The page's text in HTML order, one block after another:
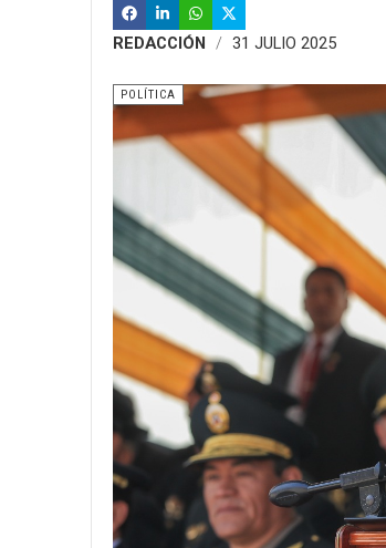
REDACCIÓN 31 JULIO 2025
POLÍTICA